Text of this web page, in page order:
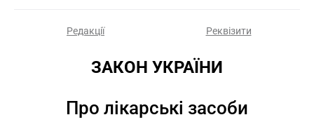
Редакції Реквізити
ЗАКОН УКРАЇНИ
Про лікарські засоби